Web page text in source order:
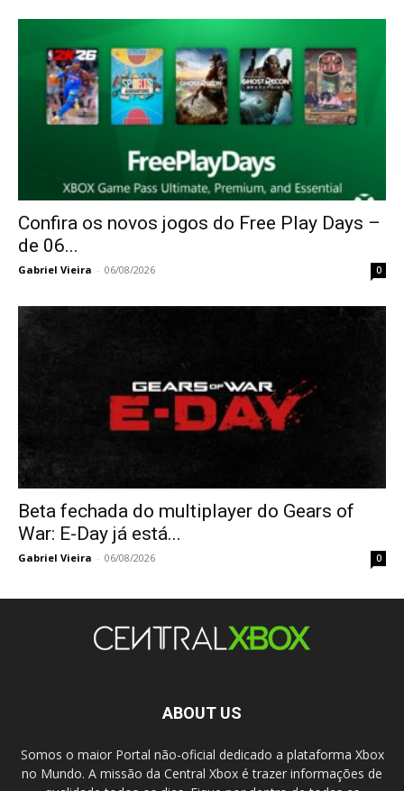
Confira os novos jogos do Free Play Days –
de 06...
Gabriel Vieira - 06/08/2026 0
Beta fechada do multiplayer do Gears of
War: E-Day já está...
Gabriel Vieira - 06/08/2026 0
ABOUT US
Somos o maior Portal não-oficial dedicado a plataforma Xbox
no Mundo. A missão da Central Xbox é trazer informações de